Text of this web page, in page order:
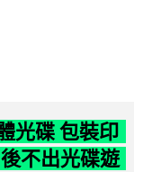
光碟 包裝印
不出光碟遊